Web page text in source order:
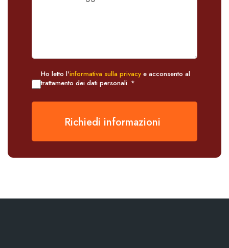
Ho letto l'informativa sulla privacy e acconsento al
trattamento dei dati personali. *
Richiedi informazioni